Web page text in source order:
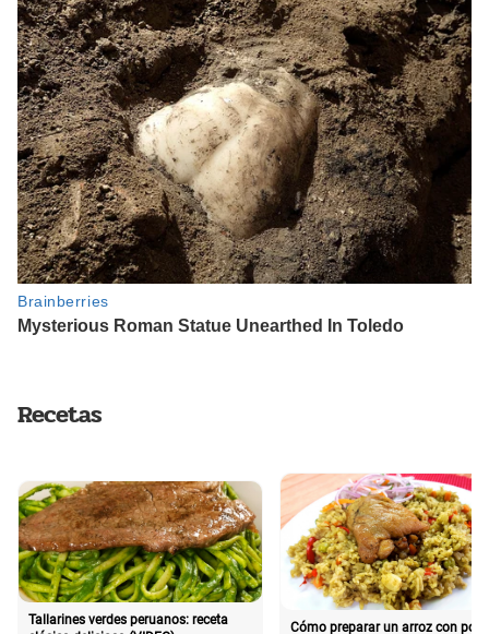
Recetas
Tallarines verdes peruanos: receta
Cómo preparar un arroz con pollo